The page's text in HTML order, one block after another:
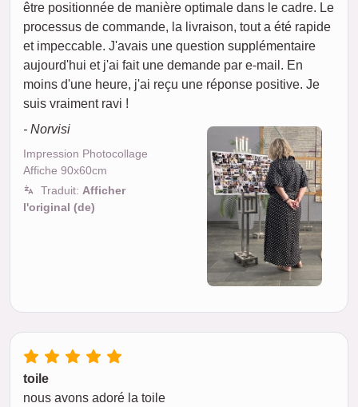
être positionnée de manière optimale dans le cadre. Le
processus de commande, la livraison, tout a été rapide
et impeccable. J'avais une question supplémentaire
aujourd'hui et j'ai fait une demande par e-mail. En
moins d'une heure, j'ai reçu une réponse positive. Je
suis vraiment ravi !
- Norvisi
Impression Photocollage
Affiche 90x60cm
Traduit: Afficher
l'original (de)
toile
nous avons adoré la toile